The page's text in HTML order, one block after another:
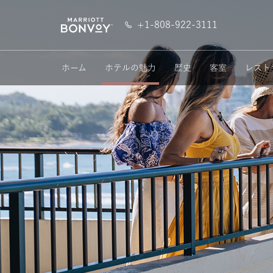
SKIP TO MAIN CONTENT
Marriott+1-808-922-3111
ホーム ホテルの魅力 歴史 客室 レス